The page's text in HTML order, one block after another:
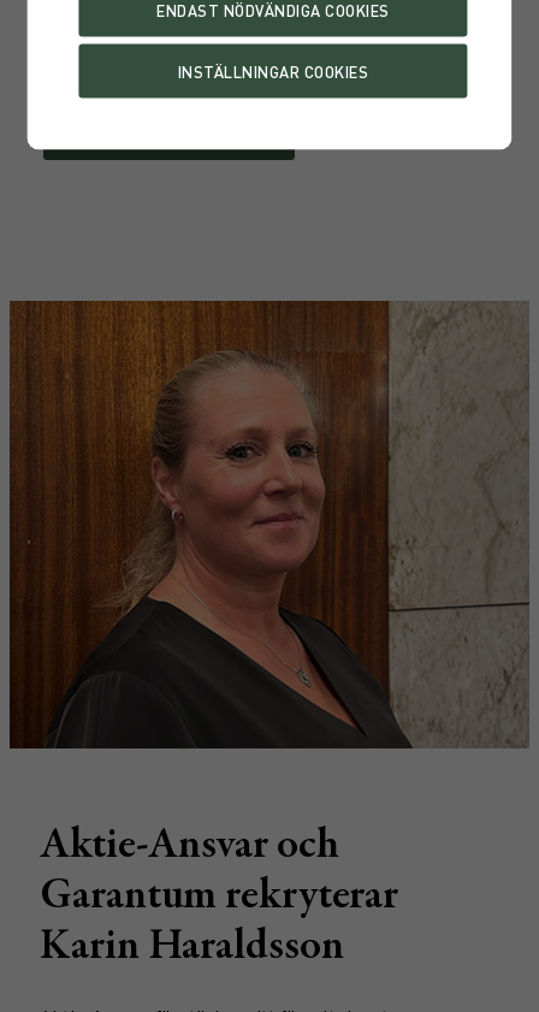
skapat ökad osäkerhet kring utvecklingen framåt. Ta
del av hur våra förvaltare agerar nu.
Aktie-Ansvar och
Garantum rekryterar
Karin Haraldsson